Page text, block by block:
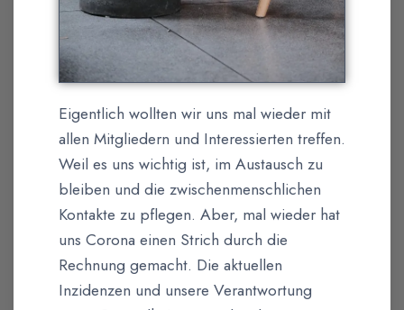
Eigentlich wollten wir uns mal wieder mit
allen Mitgliedern und Interessierten treffen.
Weil es uns wichtig ist, im Austausch zu
bleiben und die zwischenmenschlichen
Kontakte zu pflegen. Aber, mal wieder hat
uns Corona einen Strich durch die
Rechnung gemacht. Die aktuellen
Inzidenzen und unsere Verantwortung